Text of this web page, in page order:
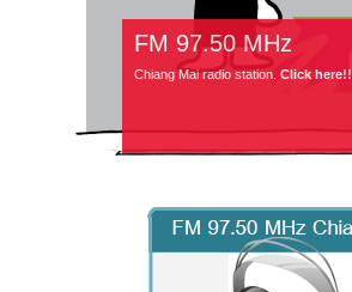
FM 97.50 MHz
Chiang Mai radio station. Click here!!
See Straight To You